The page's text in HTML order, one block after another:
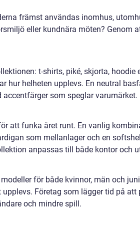
främst användas inomhus,
eller kundnära möten? Genom
t-shirts, piké, skjorta, hoodie
hur helheten upplevs. En neutral
som speglar varumärket.
att funka året runt. En vanlig
som mellanlager och en
anpassas till både kontor och
för både kvinnor, män och
Företag som lägger tid på att
och mindre spill.